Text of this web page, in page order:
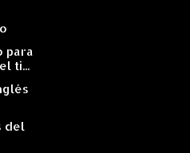
para
ti...
del